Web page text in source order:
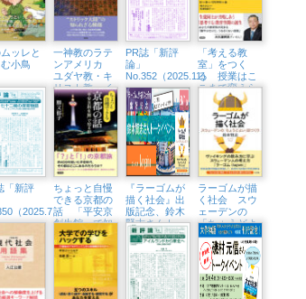
ッレと
小鳥
一神教のラテ
ンアメリカ
ユダヤ教・キ
リスト教・イ
スラム教をめ
ぐって
PR誌「新評
論」
No.352（2025.11）
「考える教
室」をつく
る 授業はこ
こまで変えら
れる
「新評
（2025.7・
ちょっと自慢
できる京都の
話 「平安京
創生館」で知
る都
『ラーゴムが
描く社会』出
版記念、鈴木
賢志さんトー
クイベント開
催（横浜・ブ
ックス
Tangerina、
8/1㈮）
ラーゴムが描
く社会 スウ
ェーデンの
「ちょうどよ
い」国づくり